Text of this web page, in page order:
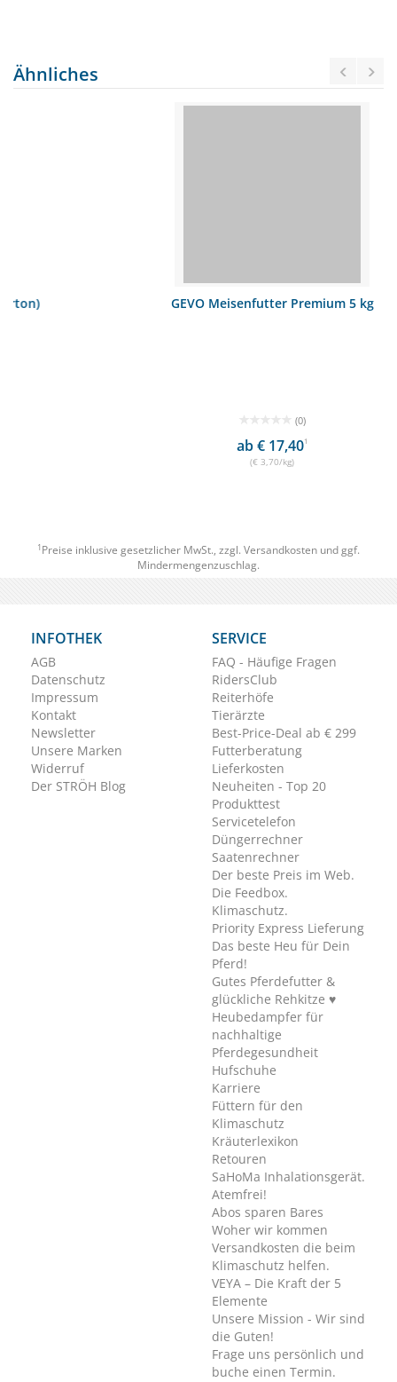
Ähnliches
GEVO Meisenfutter Premium 5 kg
1 Preise inklusive gesetzlicher MwSt., zzgl. Versandkosten und ggf.
Mindermengenzuschlag.
INFOTHEK
AGB
Datenschutz
Impressum
Kontakt
Newsletter
Unsere Marken
Widerruf
Der STRÖH Blog
SERVICE
FAQ - Häufige Fragen
RidersClub
Reiterhöfe
Tierärzte
Best-Price-Deal ab € 299
Futterberatung
Lieferkosten
Neuheiten - Top 20
Produkttest
Servicetelefon
Düngerrechner
Saatenrechner
Der beste Preis im Web.
Die Feedbox.
Klimaschutz.
Priority Express Lieferung
Das beste Heu für Dein
Pferd!
Gutes Pferdefutter &
glückliche Rehkitze ♥
Heubedampfer für
nachhaltige
Pferdegesundheit
Hufschuhe
Karriere
Füttern für den
Klimaschutz
Kräuterlexikon
Retouren
SaHoMa Inhalationsgerät.
Atemfrei!
Abos sparen Bares
Woher wir kommen
Versandkosten die beim
Klimaschutz helfen.
VEYA – Die Kraft der 5
Elemente
Unsere Mission - Wir sind
die Guten!
Frage uns persönlich und
buche einen Termin.